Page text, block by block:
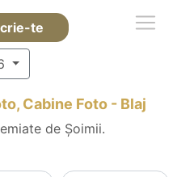
te
Cabine Foto - Blaj
de Șoimii.